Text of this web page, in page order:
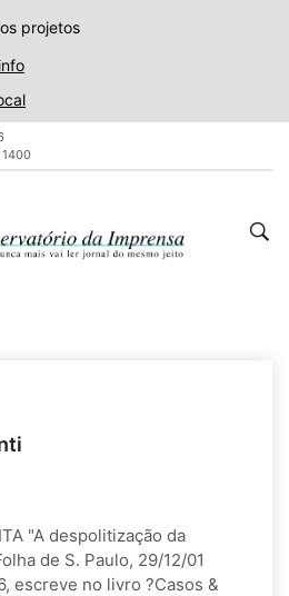
projetos
1400
"A despolitização da
de S. Paulo, 29/12/01
escreve no livro ?Casos &